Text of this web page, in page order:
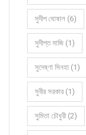
সুদীপ ঘোষাল (6)
সুদীপ্ত মাজি (1)
সুদেষ্ণা সিনহা (1)
সুবীর সরকার (1)
সুমিতা চৌধুরী (2)